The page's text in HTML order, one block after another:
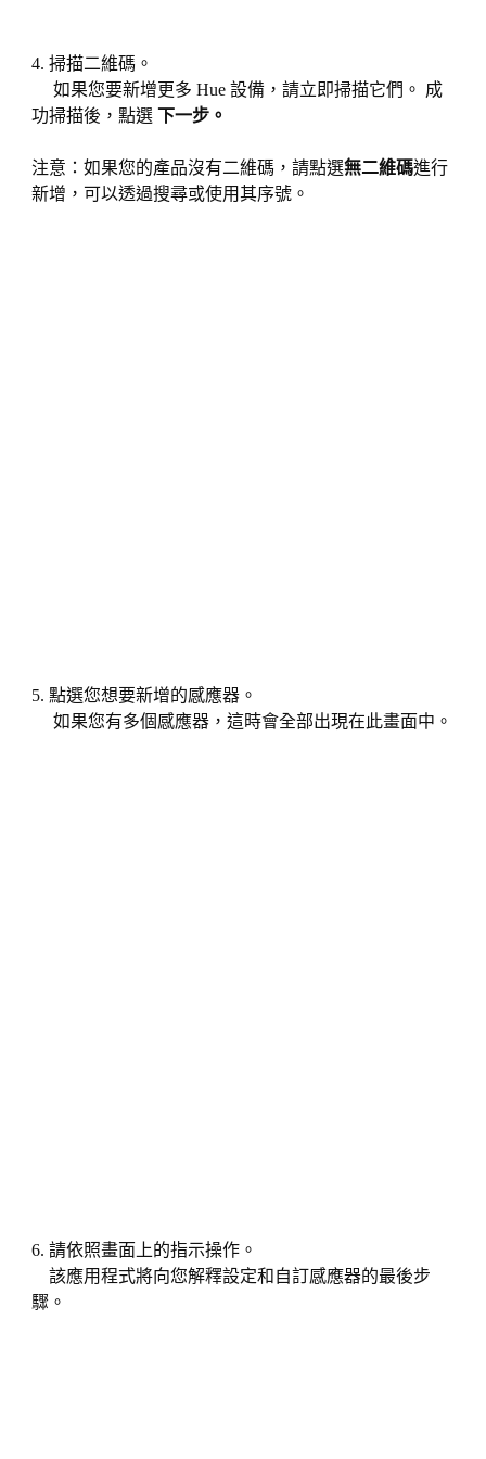
4. 掃描二維碼。
如果您要新增更多 Hue 設備，請立即掃描它們。 成
功掃描後，點選 下一步。
注意：如果您的產品沒有二維碼，請點選無二維碼進行
新增，可以透過搜尋或使用其序號。
5. 點選您想要新增的感應器。
如果您有多個感應器，這時會全部出現在此畫面中。
6. 請依照畫面上的指示操作。
該應用程式將向您解釋設定和自訂感應器的最後步
驟。